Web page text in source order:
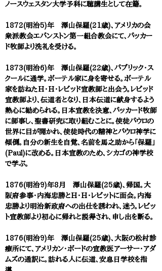
ノースウェスタン大学予科に聴講生として在籍。
1872(明治5)年 澤山保羅(21歳)、アメリカの会
衆派教会エバンストン第一組合教会にて、パッカー
ド牧師より洗礼を受ける。
1873(明治6)年 澤山保羅(22歳)、パブリック・ス
クールに通学。ボーテル家に身を寄せる。ボーテル
家を訪ねたH・H・レビッド宣教師と出会う。レビッド
宣教師より、伝道者となり、日本伝道に献身するよう
熱心に勧められる。日本宣教を決意、パッカード牧師
に師事し、聖書研究に取り組むことに。使徒パウロの
世界に目が開かれ、使徒時代の精神とパウロ神学に
傾倒。自分の新生を自覚、名前を馬之助から「保羅」
(Paul)に改める。日本宣教のため、シカゴの神学校
で学ぶ。
1876(明治9)年8月 澤山保羅(25歳)、帰国。大
阪府参事・内海忠勝とH・H・レビットに面会。内海
忠勝より明治新政府への出仕を誘われ、迷う。レビッ
ト宣教師より初心に帰れと説得され、申し出を断る。
1876(明治9)年 澤山保羅(25歳)、大阪の松村診
療所にて、アメリカン・ボードの宣教医アーサー・アダ
ムズの通訳に。訪れる人に伝道、安息日学校を指